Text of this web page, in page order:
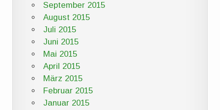
September 2015
August 2015
Juli 2015
Juni 2015
Mai 2015
April 2015
März 2015
Februar 2015
Januar 2015